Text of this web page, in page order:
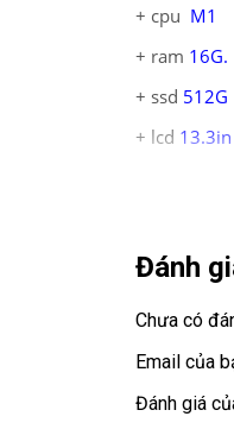
+ cpu M1
+ ram 16G.
+ ssd 512G
+ lcd 13.3in
Đánh
Chưa có
Email của
Đánh giá